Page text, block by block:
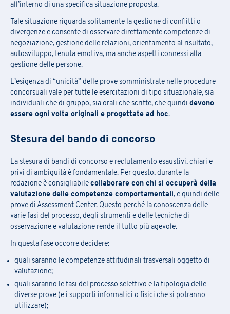
all’interno di una specifica situazione proposta.
Tale situazione riguarda solitamente la gestione di conflitti o
divergenze e consente di osservare direttamente competenze di
negoziazione, gestione delle relazioni, orientamento al risultato,
autosviluppo, tenuta emotiva, ma anche aspetti connessi alla
gestione delle persone.
L’esigenza di “unicità” delle prove somministrate nelle procedure
concorsuali vale per tutte le esercitazioni di tipo situazionale, sia
individuali che di gruppo, sia orali che scritte, che quindi devono
essere ogni volta originali e progettate ad hoc.
Stesura del bando di concorso
La stesura di bandi di concorso e reclutamento esaustivi, chiari e
privi di ambiguità è fondamentale. Per questo, durante la
redazione è consigliabile collaborare con chi si occuperà della
valutazione delle competenze comportamentali, e quindi delle
prove di Assessment Center. Questo perché la conoscenza delle
varie fasi del processo, degli strumenti e delle tecniche di
osservazione e valutazione rende il tutto più agevole.
In questa fase occorre decidere:
quali saranno le competenze attitudinali trasversali oggetto di
valutazione;
quali saranno le fasi del processo selettivo e la tipologia delle
diverse prove (e i supporti informatici o fisici che si potranno
utilizzare);
Desidero ricevere in futuro altri aggiornamenti sulle attività
promozioni, ecc.)
Confermo di aver preso visione dell' Informativa Privacy.*
PRAXI S.p.A. tratta i dati personali secondo principi di liceità,
correttezza e trasparenza come richiesto dal Regolamento
Europeo 2016/679 sulla protezione dei dati personali e dalla
Desidero ricevere in futuro altri aggiornamenti sulle attività
del Gruppo (iniziative, ricerche, corsi di formazione, eventi,
Confermo di aver preso visione dell'Informativa Privacy
PRAXI S.p.A. tratta i dati personali secondo principi di liceità,
correttezza e trasparenza come richiesto dal Regolamento
Europeo 2016/679 sulla protezione dei dati personali e dalla
normativa italiana di riferimento.
Desidero ricevere in futuro altri aggiornamenti sulle attività
del Gruppo (iniziative, ricerche, corsi di formazione, eventi,
Confermo di aver preso visione dell'Informativa Privacy